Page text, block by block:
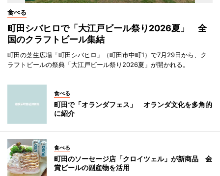
食べる
町田シバヒロで「大江戸ビール祭り2026夏」 全
国のクラフトビール集結
町田の芝生広場「町田シバヒロ」（町田市中町1）で7月29日から、ク
ラフトビールの祭典「大江戸ビール祭り2026夏」が開かれる。
食べる
町田で「オランダフェス」 オランダ文化を多角的
に紹介
食べる
町田のソーセージ店「クロイツェル」が新商品 金
賞ビールの副産物を活用